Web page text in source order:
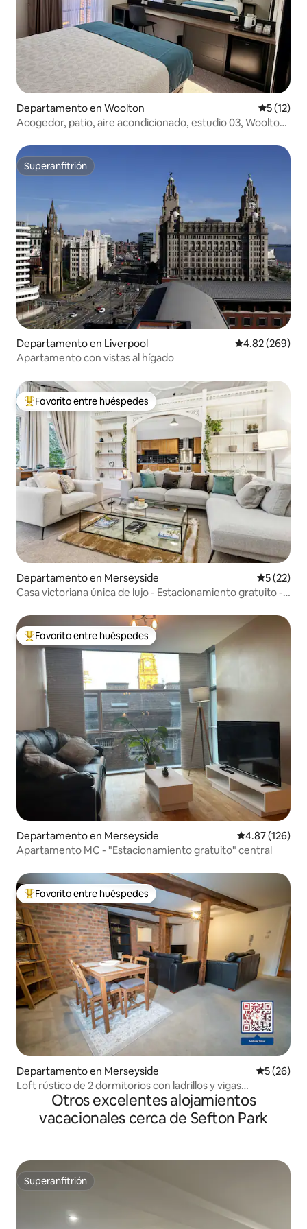
Departamento en Woolton
5 (12)
Acogedor, patio, aire acondicionado, estudio 03, Woolton
Superanfitrión
Superanfitrión
Departamento en Liverpool Calificación
4.82 (269)
Apartamento con vistas al hígado
De los mejores en Favorito entre huéspedes
Favorito entre huéspedes
Departamento en Merseyside
5 (22)
Casa victoriana única de lujo - Estacionamiento gratuito - 3
De los mejores en Favorito entre huéspedes
Favorito entre huéspedes
Departamento en Merseyside Calificación
4.87 (126)
Apartamento MC - "Estacionamiento gratuito" central
De los mejores en Favorito entre huéspedes
Favorito entre huéspedes
Departamento en Merseyside
5 (26)
Loft rústico de 2 dormitorios con ladrillos y vigas
expuestasOtros excelentes alojamientos
vacacionales cerca de Sefton Park
Superanfitrión
Superanfitrión